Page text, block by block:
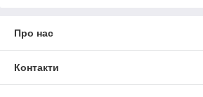
Про нас
Контакти